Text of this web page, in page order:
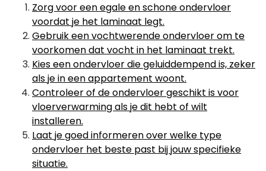
Zorg voor een egale en schone ondervloer
voordat je het laminaat legt.
Gebruik een vochtwerende ondervloer om te
voorkomen dat vocht in het laminaat trekt.
Kies een ondervloer die geluiddempend is, zeker
als je in een appartement woont.
Controleer of de ondervloer geschikt is voor
vloerverwarming als je dit hebt of wilt
installeren.
Laat je goed informeren over welke type
ondervloer het beste past bij jouw specifieke
situatie.